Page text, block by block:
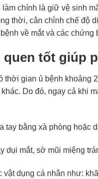
chính là giữ vệ sinh
thời, cân chỉnh chế độ
về mắt và các chứng
tốt giúp
thời gian ủ bệnh khoảng
Do đó, ngay cả khi
tay bằng xà phòng hoặc
dụi mắt, sờ mũi miệng
dụng cá nhân như: